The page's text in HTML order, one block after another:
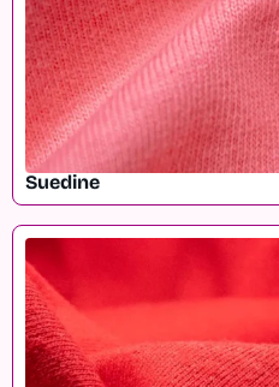
Suedine